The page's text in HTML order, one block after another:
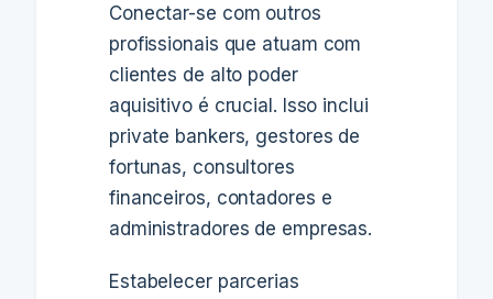
Conectar-se com outros
profissionais que atuam com
clientes de alto poder
aquisitivo é crucial. Isso inclui
private bankers, gestores de
fortunas, consultores
financeiros, contadores e
administradores de empresas.
Estabelecer parcerias